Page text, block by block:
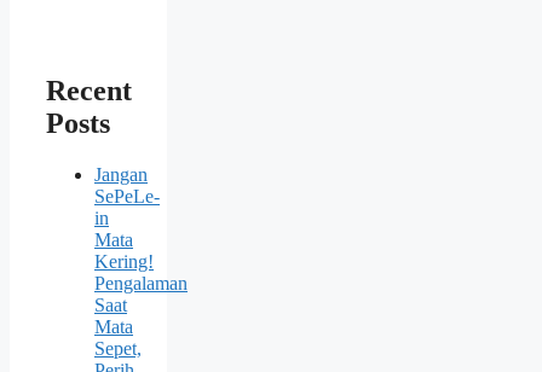
Recent
Posts
Jangan
SePeLe-
in
Mata
Kering!
Pengalaman
Saat
Mata
Sepet,